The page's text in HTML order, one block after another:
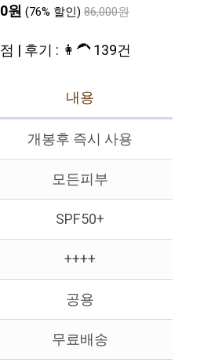
원 (76% 할인) 86,000원
| 후기 : 👩‍🦱 139건
내용
개봉후 즉시 사용
모든피부
SPF50+
++++
공용
무료배송